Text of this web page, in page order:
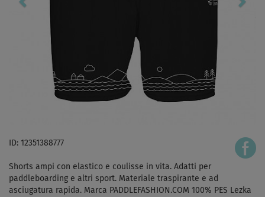
ID: 12351388777
Shorts ampi con elastico e coulisse in vita. Adatti per
paddleboarding e altri sport. Materiale traspirante e ad
asciugatura rapida. Marca PADDLEFASHION.COM 100% PES Lezka